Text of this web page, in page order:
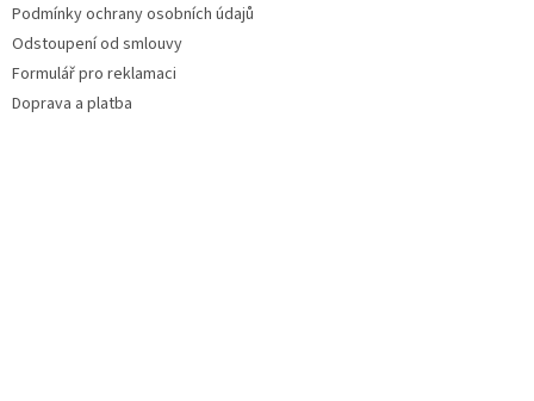
Podmínky ochrany osobních údajů
Odstoupení od smlouvy
Formulář pro reklamaci
Doprava a platba